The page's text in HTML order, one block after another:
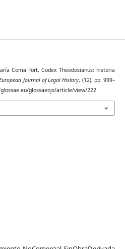
Coma Fort, Codex Theodosianus: historia
European Journal of Legal History, (12), pp. 999–
glossaeojs/article/view/222